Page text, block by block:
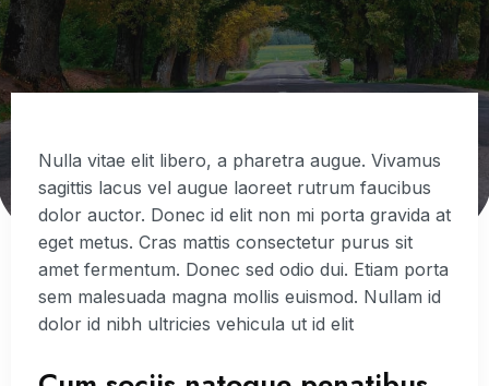
Nulla vitae elit libero, a pharetra augue. Vivamus
sagittis lacus vel augue laoreet rutrum faucibus
dolor auctor. Donec id elit non mi porta gravida at
eget metus. Cras mattis consectetur purus sit
amet fermentum. Donec sed odio dui. Etiam porta
sem malesuada magna mollis euismod. Nullam id
dolor id nibh ultricies vehicula ut id elit